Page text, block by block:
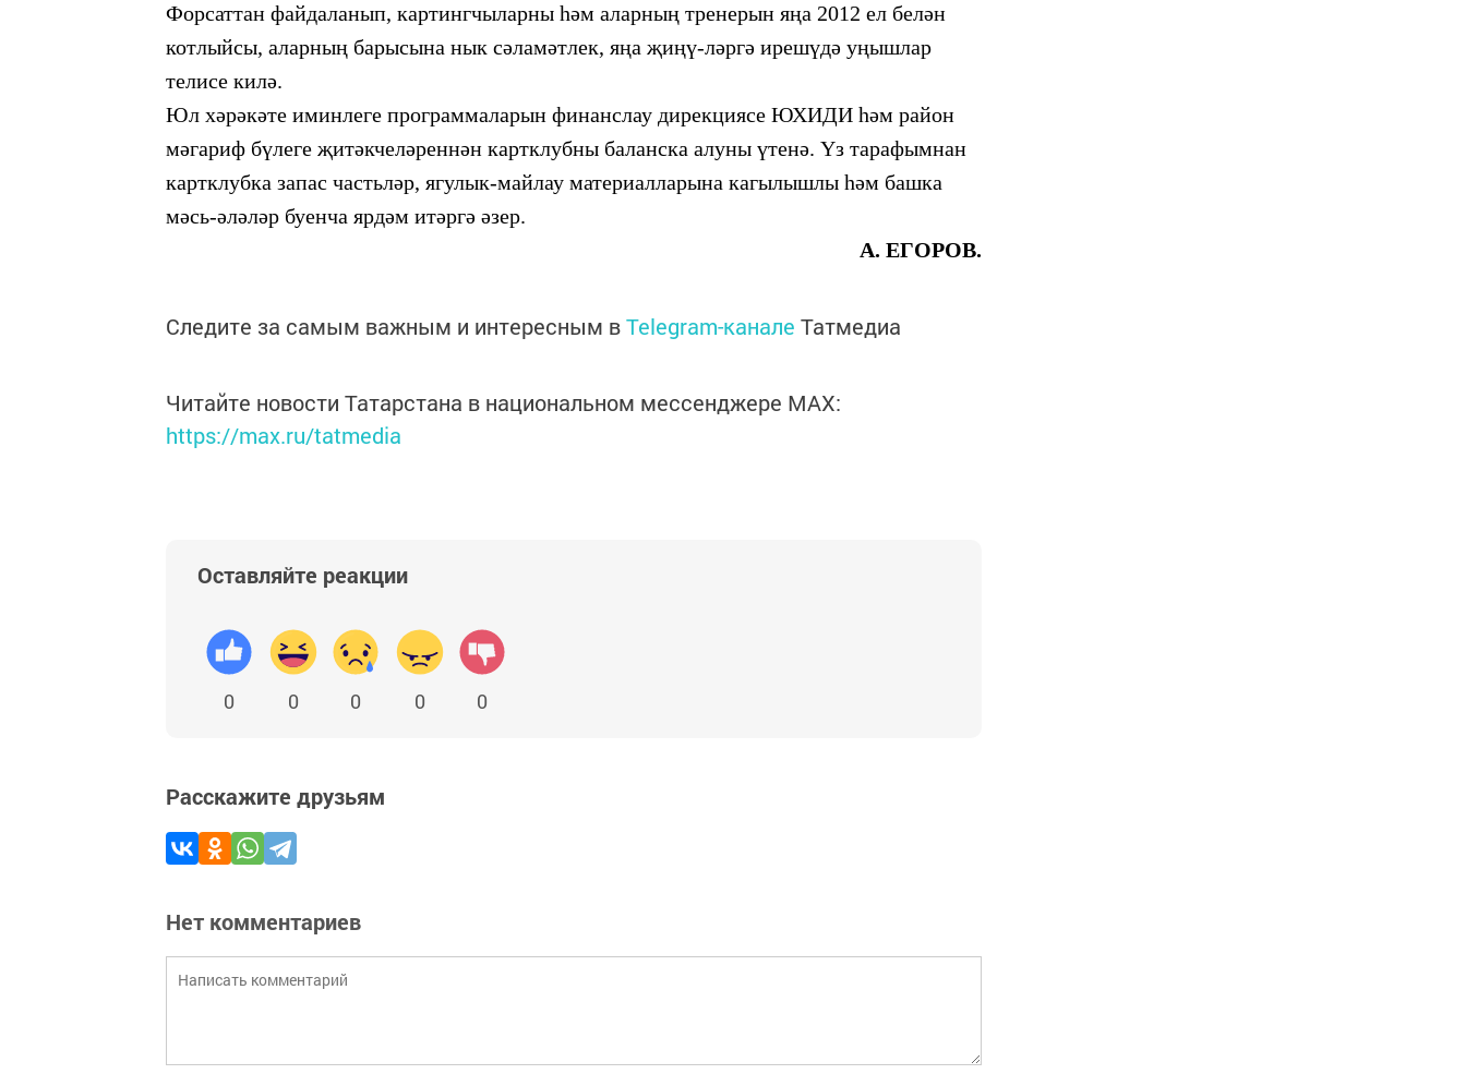
Форсаттан файдаланып, картингчыларны һәм аларның тренерын яңа 2012 ел белән
котлыйсы, аларның барысына нык сәламәтлек, яңа җиңү-ләргә ирешүдә уңышлар
телисе килә.
Юл хәрәкәте иминлеге программаларын финанслау дирекциясе ЮХИДИ һәм район
мәгариф бүлеге җитәкчеләреннән картклубны баланска алуны үтенә. Үз тарафымнан
картклубка запас частьләр, ягулык-майлау материалларына кагылышлы һәм башка
мәсь-әләләр буенча ярдәм итәргә әзер.
А. ЕГОРОВ.
Следите за самым важным и интересным вTelegram-канале Татмедиа
Читайте новости Татарстана в национальном мессенджере MАХ:
https://max.ru/tatmedia
Оставляйте реакции
0 0 0 0 0
Расскажите друзьям
Нет комментариев